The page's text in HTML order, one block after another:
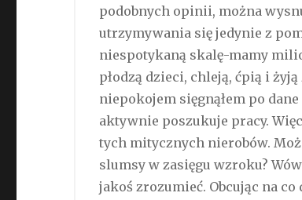
podobnych opinii, można
utrzymywania się jedynie z
niespotykaną skalę-mamy
płodzą dzieci, chleją, ćpią i
niepokojem sięgnąłem po
aktywnie poszukuje pracy.
tych mitycznych nierobów.
slumsy w zasięgu wzroku?
jakoś zrozumieć. Obcując na